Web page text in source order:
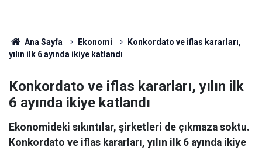
Ana Sayfa Ekonomi
Konkordato ve iflas kararları,
yılın ilk 6 ayında ikiye katlandı
Konkordato ve iflas kararları, yılın ilk
6 ayında ikiye katlandı
Ekonomideki sıkıntılar, şirketleri de çıkmaza soktu.
Konkordato ve iflas kararları, yılın ilk 6 ayında ikiye